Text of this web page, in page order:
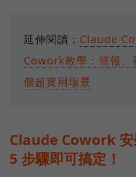
延伸閱讀： Claude
Cowork教學：簡報、
個超實用場景
Claude Cowork 安
5 步驟即可搞定！